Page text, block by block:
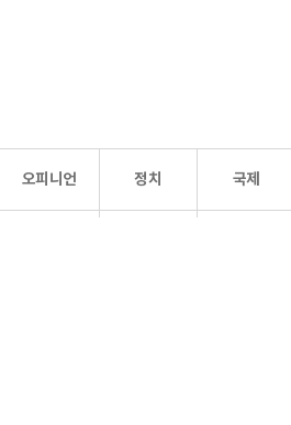
오피니언 정치 국제